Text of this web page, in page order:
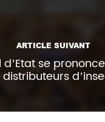
ARTICLE SUIVANT
d’Etat se